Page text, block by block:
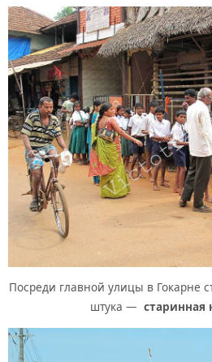
Посреди главной улицы в Гокарне
штука — старинная